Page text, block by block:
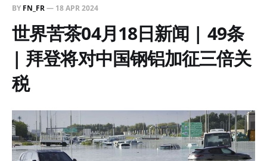
BY FN_FR— 18 APR 2024
世界苦茶04月18日新闻 | 49条
| 拜登将对中国钢铝加征三倍关
税